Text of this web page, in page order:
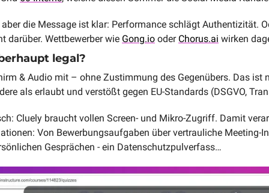
die Message ist klar: Performance schlägt Authentizität.
darüber. Wettbewerber wie Gong.io oder Chorus.ai wirken
legal?
& Audio mit – ohne Zustimmung des Gegenübers. Das ist
als erlaubt und verstößt gegen EU-Standards (DSGVO,
Cluely braucht vollen Screen- und Mikro-Zugriff. Damit
Von Bewerbungsaufgaben über vertrauliche Meeting-
Gesprächen - ein Datenschutzpulverfass…